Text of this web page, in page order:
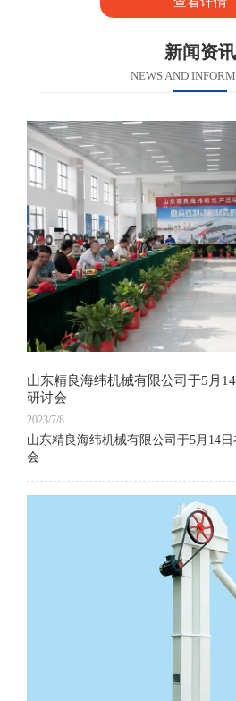
新闻资讯
NEWS AND
山东精良海纬机械有限公司于5月
研讨会
2023/7/8
山东精良海纬机械有限公司于5月14
会